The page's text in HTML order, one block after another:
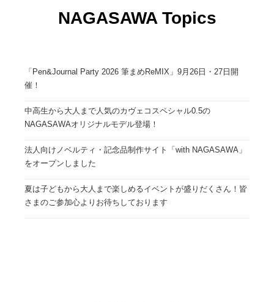
NAGASAWA Topics
「Pen&Journal Party 2026 筆まめReMIX」9月26日・27日開
催！
中高生から大人まで人気のカヴェコスペシャル0.5の
NAGASAWAオリジナルモデル登場！
法人向けノベルティ・記念品制作サイト「with NAGASAWA」
をオープンしました
夏は子どもから大人まで楽しめるイベントが盛りだくさん！皆
さまのご参加心よりお待ちしております